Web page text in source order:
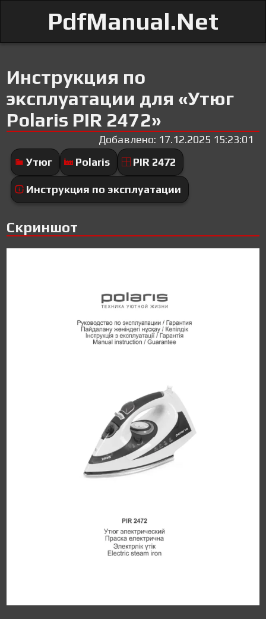
PdfManual.Net
Инструкция по
эксплуатации для «Утюг
Polaris PIR 2472»
Добавлено: 17.12.2025 15:23:01
Утюг
Polaris PIR 2472
Инструкция по эксплуатации
Скриншот